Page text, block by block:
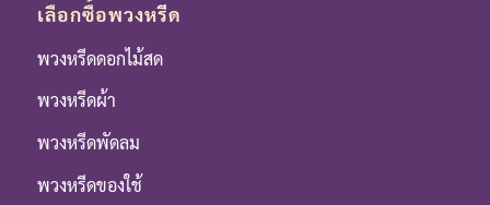
เลือกซื้อพวงหรีด
พวงหรีดดอกไม้สด
พวงหรีดผ้า
พวงหรีดพัดลม
พวงหรีดของใช้